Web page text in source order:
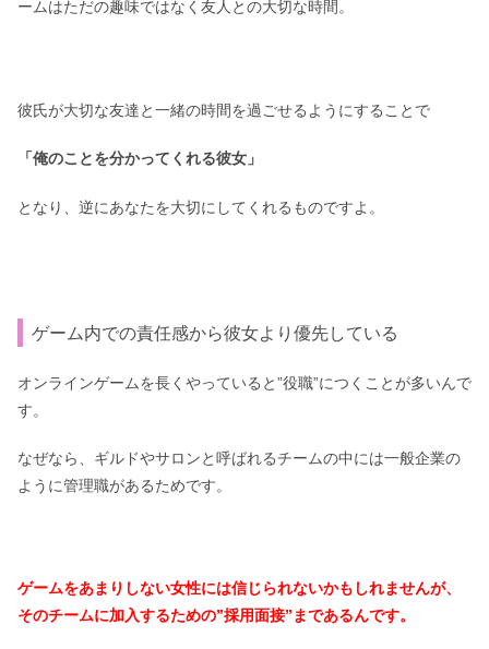
ームはただの趣味ではなく友人との大切な時間。
彼氏が大切な友達と一緒の時間を過ごせるようにすることで
「俺のことを分かってくれる彼女」
となり、逆にあなたを大切にしてくれるものですよ。
ゲーム内での責任感から彼女より優先している
オンラインゲームを長くやっていると”役職”につくことが多いんで
す。
なぜなら、ギルドやサロンと呼ばれるチームの中には一般企業の
ように管理職があるためです。
ゲームをあまりしない女性には信じられないかもしれませんが、
そのチームに加入するための”採用面接”まであるんです。